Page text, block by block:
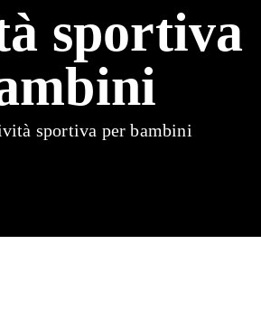
sportiva
sportiva per bambini